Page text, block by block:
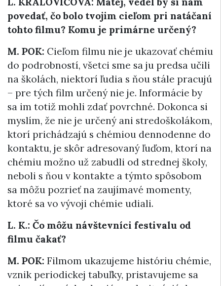
povedať, čo bolo tvojim cieľom pri natáčaní
tohto filmu? Komu je primárne určený?
M. POK: Cieľom filmu nie je ukazovať chémiu
do podrobností, všetci sme sa ju predsa učili
na školách, niektorí ľudia s ňou stále pracujú
– pre tých film určený nie je. Informácie by
sa im totiž mohli zdať povrchné. Dokonca si
myslím, že nie je určený ani stredoškolákom,
ktorí prichádzajú s chémiou dennodenne do
kontaktu, je skôr adresovaný ľuďom, ktorí na
chémiu možno už zabudli od strednej školy,
neboli s ňou v kontakte a týmto spôsobom
sa môžu pozrieť na zaujímavé momenty,
ktoré sa vo vývoji chémie udiali.
L. K.: Čo môžu návštevníci festivalu od
filmu čakať?
M. POK: Filmom ukazujeme históriu chémie,
vznik periodickej tabuľky, pristavujeme sa